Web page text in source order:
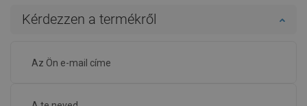
Kérdezzen a termékről